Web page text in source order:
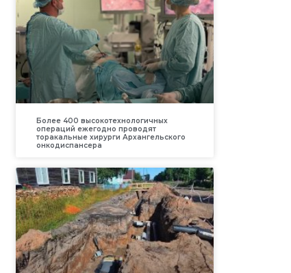
Более 400 высокотехнологичных
операций ежегодно проводят
торакальные хирурги Архангельского
онкодиспансера